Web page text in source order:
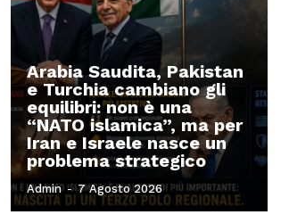
Arabia Saudita, Pakistan
e Turchia cambiano gli
equilibri: non è una
“NATO islamica”, ma per
Iran e Israele nasce un
problema strategico
Admin - 7 Agosto 2026